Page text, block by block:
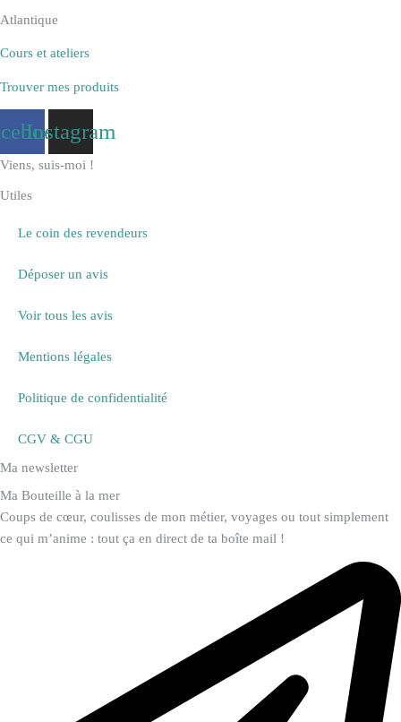
Atlantique
Cours et ateliers
Trouver mes produits
Instagram
Viens, suis-moi !
Utiles
Le coin des revendeurs
Déposer un avis
Voir tous les avis
Mentions légales
Politique de confidentialité
CGV & CGU
Ma newsletter
Ma Bouteille à la mer
Coups de cœur, coulisses de mon métier, voyages ou tout simplement
ce qui m’anime : tout ça en direct de ta boîte mail !